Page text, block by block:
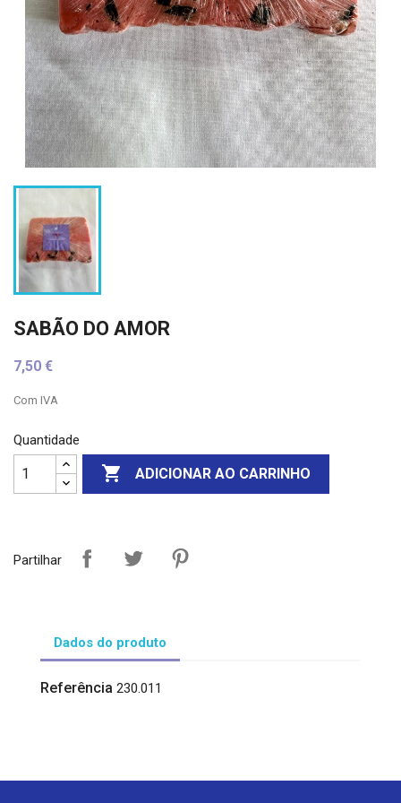
SABÃO DO AMOR
7,50 €
Com IVA
Quantidade
 ADICIONAR AO CARRINHO
Partilhar
Dados do produto
Referência 230.011